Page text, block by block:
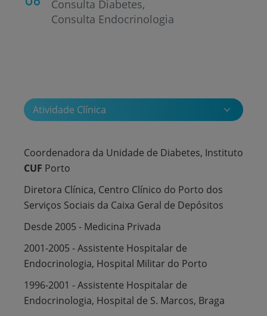
Consulta Diabetes
Consulta Endocrinologia
Atividade Clínica
Coordenadora da Unidade de Diabetes, Instituto
CUF Porto
Diretora Clínica, Centro Clínico do Porto dos
Serviços Sociais da Caixa Geral de Depósitos
Desde 2005 - Medicina Privada
2001-2005 - Assistente Hospitalar de
Endocrinologia, Hospital Militar do Porto
1996-2001 - Assistente Hospitalar de
Endocrinologia, Hospital de S. Marcos, Braga